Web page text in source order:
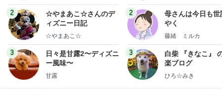
ログ
2
☆やまあこ☆さんのデ
ィズニー日記
☆やまあこ☆
3
日々是甘露2〜ディズニ
ー風味〜
甘露
2
母さんは今日も世
やく
藤緒 ミルカ
3
白柴 『きなこ』
楽ブログ
ひろ☆みき